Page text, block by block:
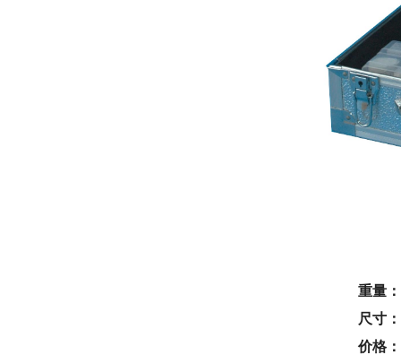
重量
尺寸
价格